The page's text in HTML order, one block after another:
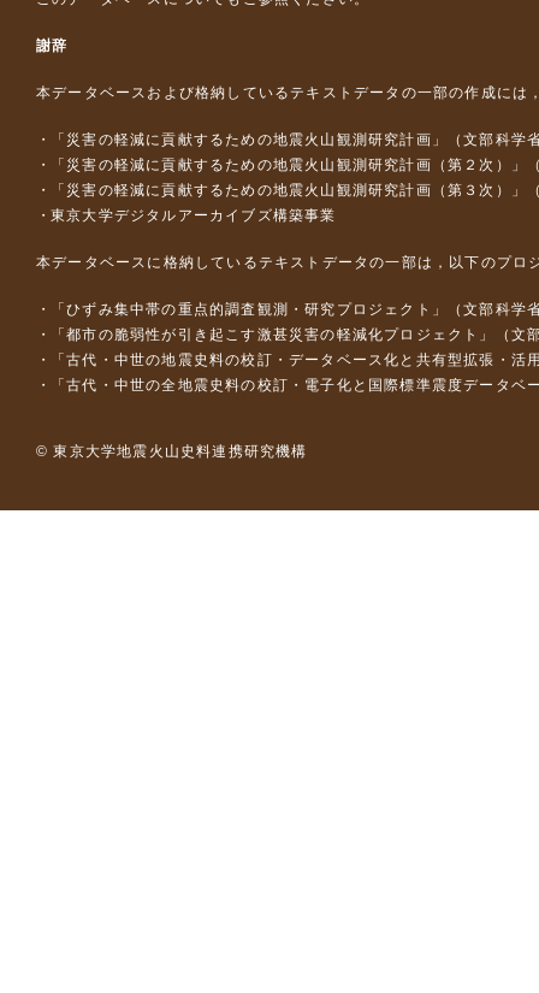
謝辞
本データベースおよび格納しているテキストデータの一部の作成には
「災害の軽減に貢献するための地震火山観測研究計画」（文部科学
「災害の軽減に貢献するための地震火山観測研究計画（第２次）」
「災害の軽減に貢献するための地震火山観測研究計画（第３次）」
東京大学デジタルアーカイブズ構築事業
本データベースに格納しているテキストデータの一部は，以下のプロ
「ひずみ集中帯の重点的調査観測・研究プロジェクト」（文部科
「都市の脆弱性が引き起こす激甚災害の軽減化プロジェクト」（
「古代・中世の地震史料の校訂・データベース化と共有型拡張・
「古代・中世の全地震史料の校訂・電子化と国際標準震度データ
© 東京大学地震火山史料連携研究機構